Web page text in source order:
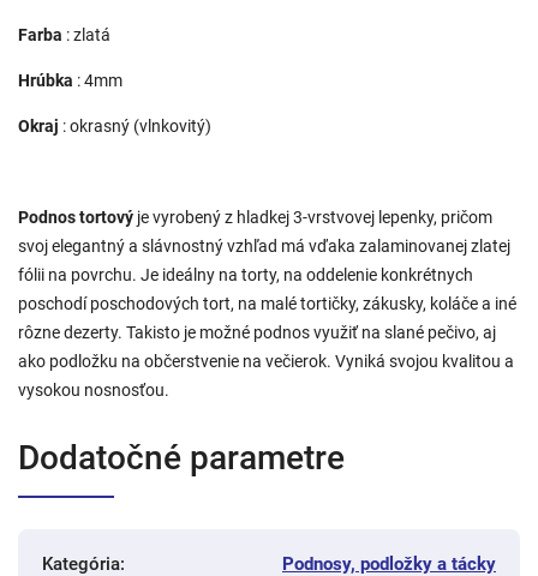
Farba : zlatá
Hrúbka : 4mm
Okraj : okrasný (vlnkovitý)
Podnos tortový je vyrobený z hladkej 3-vrstvovej lepenky, pričom
svoj elegantný a slávnostný vzhľad má vďaka zalaminovanej zlatej
fólii na povrchu. Je ideálny na torty, na oddelenie konkrétnych
poschodí poschodových tort, na malé tortičky, zákusky, koláče a iné
rôzne dezerty. Takisto je možné podnos využiť na slané pečivo, aj
ako podložku na občerstvenie na večierok. Vyniká svojou kvalitou a
vysokou nosnosťou.
Dodatočné parametre
Kategória: Podnosy, podložky a tácky